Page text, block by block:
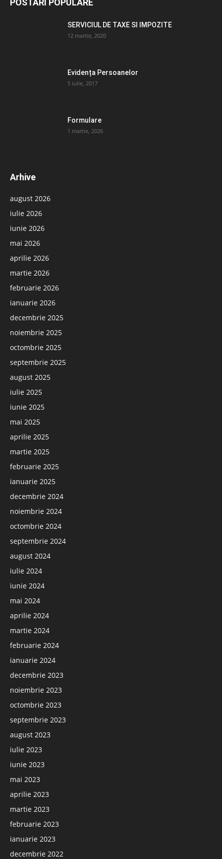
POSTĂRI POPULARE
SERVICIUL DE TAXE SI IMPOZITE
12 martie, 2020
Evidența Persoanelor
5 iulie, 2017
Formulare
1 martie, 2026
Arhive
august 2026
iulie 2026
iunie 2026
mai 2026
aprilie 2026
martie 2026
februarie 2026
ianuarie 2026
decembrie 2025
noiembrie 2025
octombrie 2025
septembrie 2025
august 2025
iulie 2025
iunie 2025
mai 2025
aprilie 2025
martie 2025
februarie 2025
ianuarie 2025
decembrie 2024
noiembrie 2024
octombrie 2024
septembrie 2024
august 2024
iulie 2024
iunie 2024
mai 2024
aprilie 2024
martie 2024
februarie 2024
ianuarie 2024
decembrie 2023
noiembrie 2023
octombrie 2023
septembrie 2023
august 2023
iulie 2023
iunie 2023
mai 2023
aprilie 2023
martie 2023
februarie 2023
ianuarie 2023
decembrie 2022